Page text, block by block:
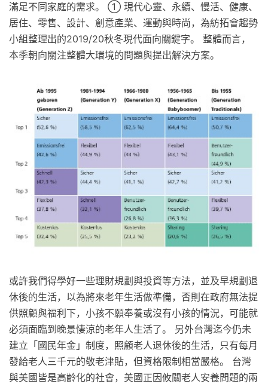
滿足不同家庭的需求。 ① 現代心靈、永續、慢活、健康、
居住、零售、設計、創意產業、運動與時尚，為紡拓會趨勢
小組整理出的2019/20秋冬現代面向關鍵字。 整體而言，
本季朝向關注整體大環境的問題與提出解決方案。
或許我們得學好一些理財規劃與投資等方法，並及早規劃退
休後的生活，以為將來老年生活做準備，否則在政府無法提
供照顧與福利下，小孩不願奉養或沒有小孩的情況，可能就
必須面臨到晚景悽涼的老年人生活了。 另外台灣迄今仍未
建立「國民年金」制度，照顧老人退休後的生活，只有每月
發給老人三千元的敬老津貼，但資格限制相當嚴格。 台灣
與美國皆是高齡化的社會，美國正因攸關老人安養問題的兩